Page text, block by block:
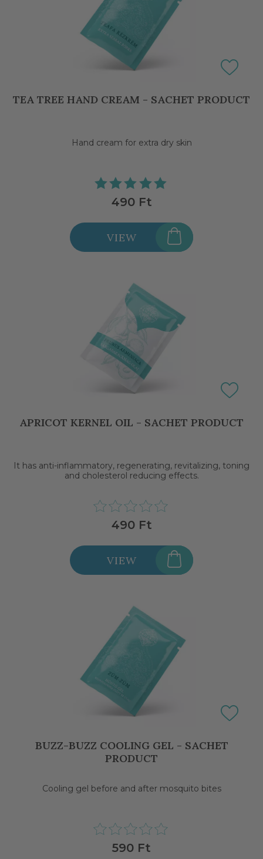
TEA TREE HAND CREAM - SACHET PRODUCT
Hand cream for extra dry skin
490 Ft
VIEW
APRICOT KERNEL OIL - SACHET PRODUCT
It has anti-inflammatory, regenerating, revitalizing, toning
and cholesterol reducing effects.
490 Ft
VIEW
BUZZ-BUZZ COOLING GEL - SACHET
PRODUCT
Cooling gel before and after mosquito bites
590 Ft